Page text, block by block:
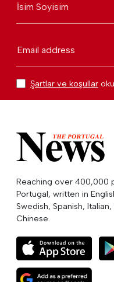
İsim Soyisim
Email address
Şartlar ve koşullar
Reaching over 400,000
Portugal, written in
Swedish, Spanish,
Chinese.